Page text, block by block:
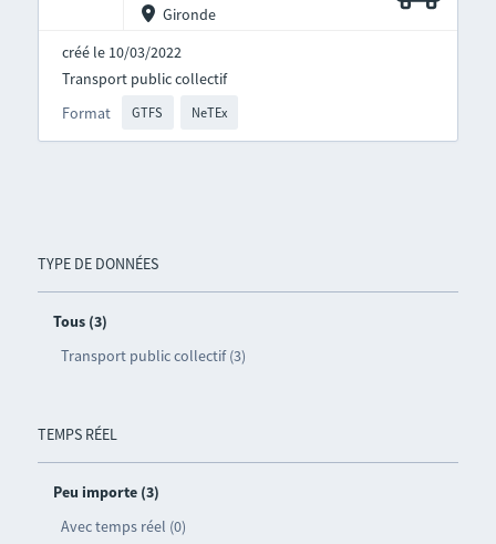
TYPE DE DONNÉES
Tous (3)
Transport public collectif (3)
TEMPS RÉEL
Peu importe (3)
Avec temps réel (0)
Gironde
créé le 10/03/2022
Format GTFS NeTEx
Transport public collectif